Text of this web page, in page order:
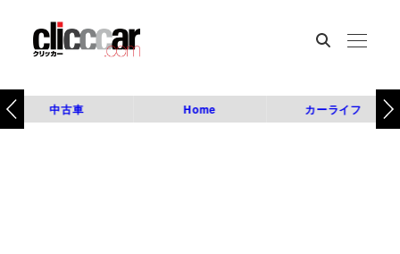
中古車 Home カーライフ